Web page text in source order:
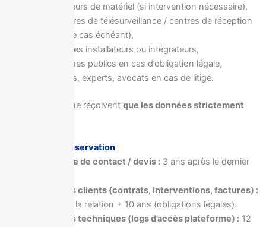
fournisseurs de matériel (si intervention nécessaire),
prestataires de télésurveillance / centres de réception
alarme (le cas échéant),
partenaires installateurs ou intégrateurs,
organismes publics en cas d’obligation légale,
assureurs, experts, avocats en cas de litige.
Les destinataires ne reçoivent que les données strictement
6 – Durées de conservation
Demande de contact / devis :3 ans après le dernier
Données clients (contrats, interventions, factures) :
durée de la relation + 10 ans (obligations légales).
Données techniques (logs d’accès plateforme) :12